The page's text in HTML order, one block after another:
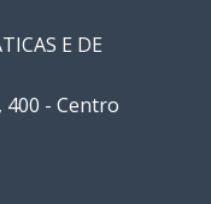
E DE
- Centro